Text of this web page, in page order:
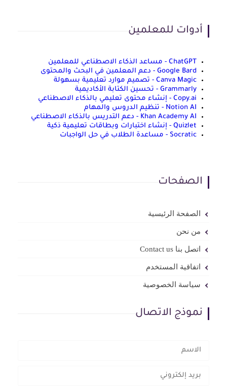
أدوات للمعلمين
ChatGPT - مساعد الذكاء الاصطناعي للمعلمين
Google Bard - دعم المعلمين في البحث والمحتوى
Canva Magic - تصميم موارد تعليمية بسهولة
Grammarly - تحسين الكتابة الأكاديمية
Copy.ai - إنشاء محتوى تعليمي بالذكاء الاصطناعي
Notion AI - تنظيم الدروس والمهام
Khan Academy AI - دعم التدريس بالذكاء الاصطناعي
Quizlet - إنشاء اختبارات وبطاقات تعليمية ذكية
Socratic - مساعدة الطلاب في حل الواجبات
الصفحات
الصفحة الرئيسية
من نحن
اتصل بنا Contact us
اتفاقية المستخدم
سياسة الخصوصية
نموذج الاتصال